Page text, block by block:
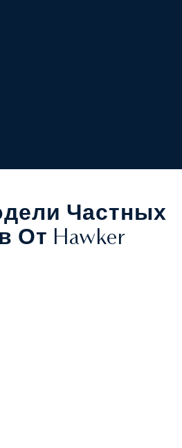
Частных
От Hawker